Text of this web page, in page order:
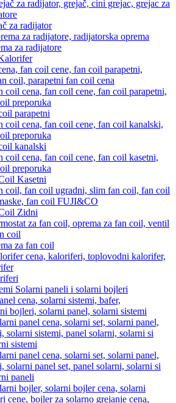
za radijator
za radijatore
parapetni
kanalski
Kasetni
Zidni
za fan coil
Solarni paneli i solarni bojleri
sistemi
paneli